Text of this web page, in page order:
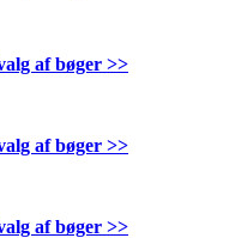
af bøger >>
af bøger >>
af bøger >>